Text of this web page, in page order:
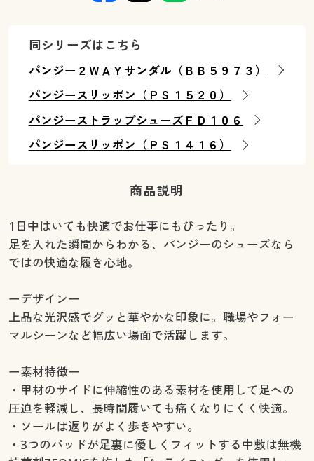
同シリーズはこちら
パンジー２ＷＡＹサンダル（ＢＢ５９７３）
パンジースリッポン（ＰＳ１５２０）
パンジーストラップシューズＦＤ１０６
パンジースリッポン（ＰＳ１４１６）
商品説明
1日中はいても快適でお仕事にもぴったり。
足を入れた瞬間からわかる、パンジーのシューズなら
ではの快適な履き心地。
ーデザインー
上品な光沢感でグッと華やかな印象に。職場やフォー
マルシーンなど幅広い場面で活躍します。
ー素材特徴ー
・甲材のサイドに伸縮性のある素材を使用して足への
圧迫を軽減し、長時間履いても痛くなりにくく快適。
・ソールは返りがよく歩きやすい。
・3つのパッドが足裏に優しくフィットする中敷は無機